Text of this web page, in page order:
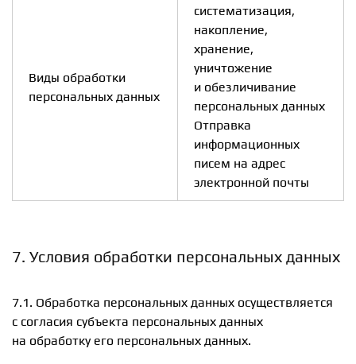
Виды обработки
персональных данных
систематизация,
накопление,
хранение,
уничтожение
и обезличивание
персональных данных
Отправка
информационных
писем на адрес
электронной почты
7. Условия обработки персональных данных
7.1. Обработка персональных данных осуществляется
с согласия субъекта персональных данных
на обработку его персональных данных.